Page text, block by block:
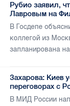
Рубио заявил,
Лавровым на
В Госдепе
коллегой из
запланирована
Захарова: Киев
переговорах с
В МИД России